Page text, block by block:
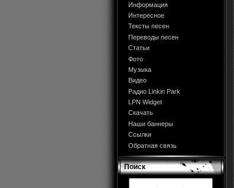
Информация
Интересное
Тексты песен
Переводы песен
Статьи
Фото
Музыка
Видео
Радио Linkin Park
LPN Widget
Скачать
Наши баннеры
Ссылки
Обратная связь
Поиск